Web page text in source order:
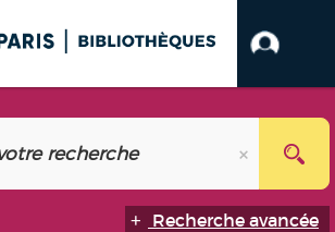
Recherche avancée